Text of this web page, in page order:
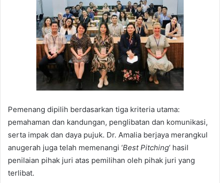
Pemenang dipilih berdasarkan tiga kriteria utama:
pemahaman dan kandungan, penglibatan dan komunikasi,
serta impak dan daya pujuk. Dr. Amalia berjaya merangkul
anugerah juga telah memenangi ‘Best Pitching‘ hasil
penilaian pihak juri atas pemilihan oleh pihak juri yang
terlibat.